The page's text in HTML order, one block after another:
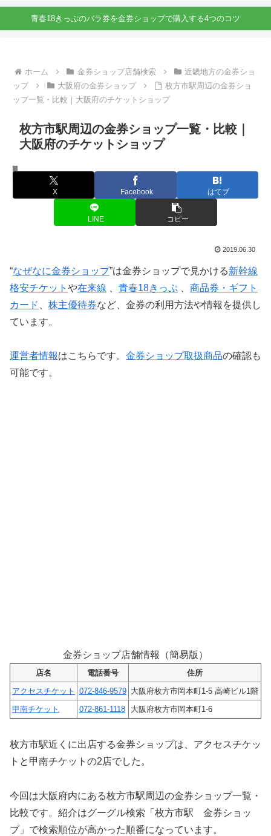
青春18きっぷのバラ券を金券ショップで購入する4つのコツ
ホーム 金券ショップ店舗検索
近畿地方の金券ショ
ップ
大阪府の金券ショップ
枚方市駅周辺の金券ショ
ップ一覧・比較｜大阪府のチケットショップ
枚方市駅周辺の金券ショップ一覧・比較｜
大阪府のチケットショップ
大阪府の金券ショップ
X Facebook はてブ
LINE コピー
2019.06.30
“なぜなに金券ショップ”は金券ショップで見かける新幹線
格安チケット や在来線 青春18きっぷ
商品券・ギフト
カード
株主優待券など、金券の利用方法や情報を提供し
ています。
運営者情報はこちらです。 金券ショップ取扱商品の確認も
可能です。
金券ショップ店舗情報（簡易版）
店名 電話番号
住所
アクセスチケット
072-846-9579 大阪府枚方市岡本町1-5 高崎ビル1階
甲南チケット
072-861-1118 大阪府枚方市岡本町1-6
枚方市駅近くに出店する金券ショップは、アクセスチケッ
トと甲南チケットの2店でした。
今回は大阪府内にある枚方市駅周辺の金券ショップ一覧・
比較です。紹介はグーグル検索「枚方市駅 金券ショッ
プ」で検索順位が高かった順番になっています。